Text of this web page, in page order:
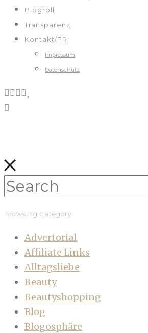
Blogroll
Transparenz
Kontakt/PR
Impressum
Datenschutz
Browsing Category
Advertorial
Affiliate Links
Alltagsliebe
Beauty
Beautyshopping
Blog
Blogosphäre